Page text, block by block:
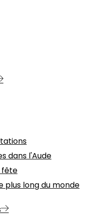
dans l'Aude
fête
plus long du monde